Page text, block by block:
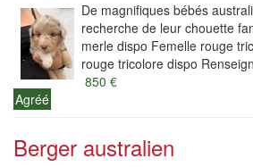
De magnifiques bébés
recherche de leur chouette
merle dispo Femelle rouge
rouge tricolore dispo
850 €
Agréé
Berger australien